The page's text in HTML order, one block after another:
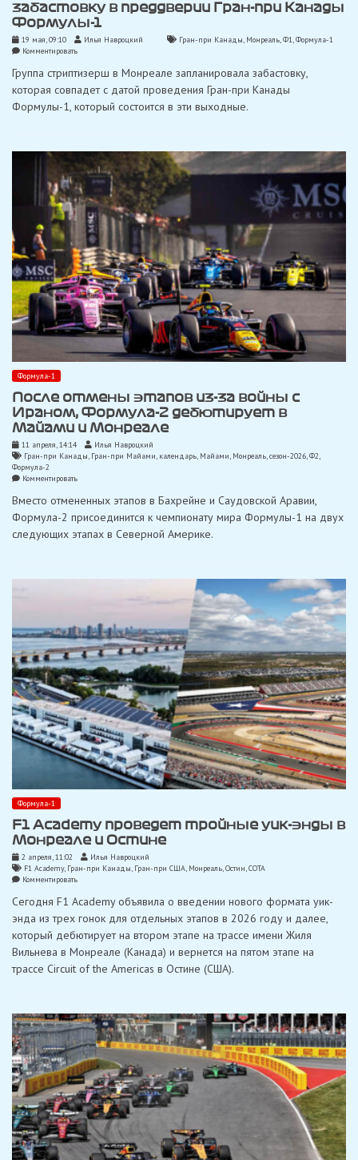
забастовку в преддверии Гран-при Канады
Формулы-1
19 мая, 09:10 Илья Навроцкий Гран-при Канады, Монреаль,Ф1,Формула-1
Комментироватьon
из
объявили
забастовку
при
Канады
Формулы-1
Группа стриптизерш в Монреале запланировала забастовку,
которая совпадет с датой проведения Гран-при Канады
Формулы-1, который состоится в эти выходные.
Формула-1
После отмены этапов из-за войны с
Ираном, Формула-2 дебютирует в
Майами и Монреале
11 апреля, 14:14
Илья Навроцкий
Гран-при Канады, Гран-при Майами, календарь, Майами, Монреаль,сезон-2026,Ф2
Формула-2
Комментироватьon
отмены
из-
за
Формула-2
Монреале
Вместо отмененных этапов в Бахрейне и Саудовской Аравии,
Формула-2 присоединится к чемпионату мира Формулы-1 на двух
следующих этапах в Северной Америке.
Формула-1
F1 Academy проведет тройные уик-энды в
Монреале и Остине
2 апреля, 11:02
Илья Навроцкий
F1 Academy, Гран-при Канады, Гран-при США, Монреаль,Остин,СОТА
Комментироватьon
Academy
тройные
уик-
энды
в
Монреале
Сегодня F1 Academy объявила о введении нового формата уик-
энда из трех гонок для отдельных этапов в 2026 году и далее,
который дебютирует на втором этапе на трассе имени Жиля
Вильнева в Монреале (Канада) и вернется на пятом этапе на
трассе Circuit of the Americas в Остине (США).